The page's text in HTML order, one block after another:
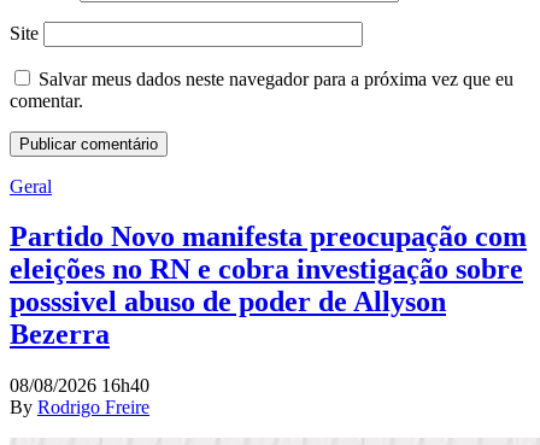
Site
Salvar meus dados neste navegador para a próxima vez que eu
comentar.
Geral
Partido Novo manifesta preocupação com
eleições no RN e cobra investigação sobre
posssivel abuso de poder de Allyson
Bezerra
08/08/2026 16h40
By Rodrigo Freire